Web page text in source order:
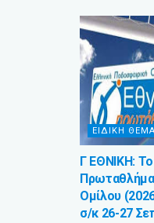
ΕΙΔΙΚΗ
Γ ΕΘΝΙΚΗ:
Ομίλου
σ/κ 26-27